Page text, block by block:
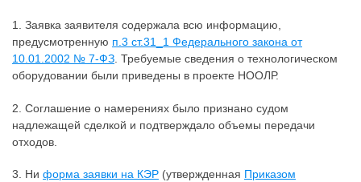
1. Заявка заявителя содержала всю информацию,
предусмотренную п.3 ст.31_1 Федерального закона от
10.01.2002 № 7-ФЗ . Требуемые сведения о технологическом
оборудовании были приведены в проекте НООЛР.
2. Соглашение о намерениях было признано судом
надлежащей сделкой и подтверждало объемы передачи
отходов.
3. Ни форма заявки на КЭР (утвержденная Приказом